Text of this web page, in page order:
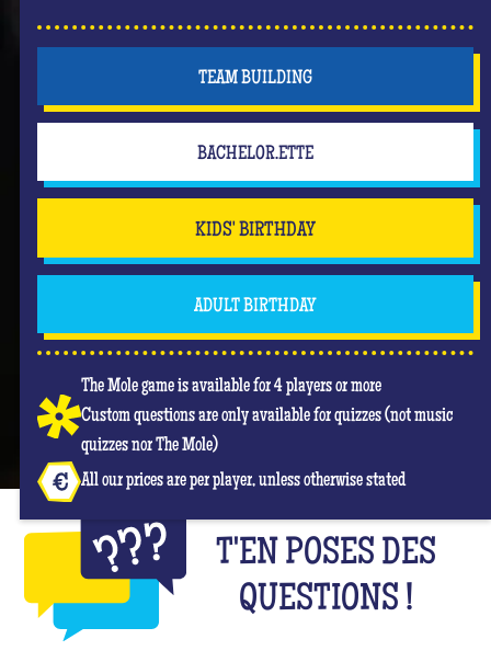
TEAM BUILDING
BACHELOR.ETTE
KIDS' BIRTHDAY
ADULT BIRTHDAY
The Mole game is available for 4 players or more
Custom questions are only available for quizzes (not music
quizzes nor The Mole)
All our prices are per player, unless otherwise stated
T'EN POSES DES
QUESTIONS !